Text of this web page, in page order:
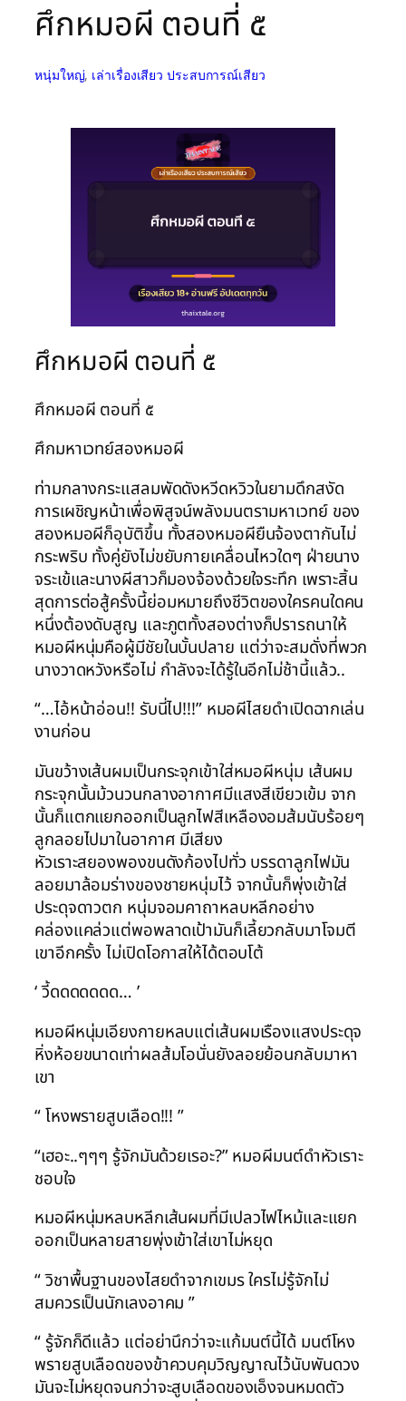
ศึกหมอผี ตอนที่ ๕
หนุ่มใหญ่, เล่าเรื่องเสียว ประสบการณ์เสียว
ศึกหมอผี ตอนที่ ๕
ศึกหมอผี ตอนที่ ๕
ศึกมหาเวทย์สองหมอผี
ท่ามกลางกระแสลมพัดดังหวีดหวิวในยามดึกสงัด
การเผชิญหน้าเพื่อพิสูจน์พลังมนตรามหาเวทย์ ของ
สองหมอผีก็อุบัติขึ้น ทั้งสองหมอผียืนจ้องตากันไม่
กระพริบ ทั้งคู่ยังไม่ขยับกายเคลื่อนไหวใดๆ ฝ่ายนาง
จระเข้และนางผีสาวก็มองจ้องด้วยใจระทึก เพราะสิ้น
สุดการต่อสู้ครั้งนี้ย่อมหมายถึงชีวิตของใครคนใดคน
หนึ่งต้องดับสูญ และภูตทั้งสองต่างก็ปรารถนาให้
หมอผีหนุ่มคือผู้มีชัยในบั้นปลาย แต่ว่าจะสมดั่งที่พวก
นางวาดหวังหรือไม่ กำลังจะได้รู้ในอีกไม่ช้านี้แล้ว..
“…ไอ้หน้าอ่อน!! รับนี่ไป!!!” หมอผีไสยดำเปิดฉากเล่น
งานก่อน
มันขว้างเส้นผมเป็นกระจุกเข้าใส่หมอผีหนุ่ม เส้นผม
กระจุกนั้นม้วนวนกลางอากาศมีแสงสีเขียวเข้ม จาก
นั้นก็แตกแยกออกเป็นลูกไฟสีเหลืองอมส้มนับร้อยๆ
ลูกลอยไปมาในอากาศ มีเสียง
หัวเราะสยองพองขนดังก้องไปทั่ว บรรดาลูกไฟมัน
ลอยมาล้อมร่างของชายหนุ่มไว้ จากนั้นก็พุ่งเข้าใส่
ประดุจดาวตก หนุ่มจอมคาถาหลบหลีกอย่าง
คล่องแคล่วแต่พอพลาดเป้ามันก็เลี้ยวกลับมาโจมตี
เขาอีกครั้ง ไม่เปิดโอกาสให้ได้ตอบโต้
‘ วี้ดดดดดดด… ’
หมอผีหนุ่มเอียงกายหลบแต่เส้นผมเรืองแสงประดุจ
หิ่งห้อยขนาดเท่าผลส้มโอนั่นยังลอยย้อนกลับมาหา
เขา
“ โหงพรายสูบเลือด!!! ”
“เฮอะ..ๆๆๆ รู้จักมันด้วยเรอะ?” หมอผีมนต์ดำหัวเราะ
ชอบใจ
หมอผีหนุ่มหลบหลีกเส้นผมที่มีเปลวไฟไหม้และแยก
ออกเป็นหลายสายพุ่งเข้าใส่เขาไม่หยุด
“ วิชาพื้นฐานของไสยดำจากเขมร ใครไม่รู้จักไม่
สมควรเป็นนักเลงอาคม ”
“ รู้จักก็ดีแล้ว แต่อย่านึกว่าจะแก้มนต์นี้ได้ มนต์โหง
พรายสูบเลือดของข้าควบคุมวิญญาณไว้นับพันดวง
มันจะไม่หยุดจนกว่าจะสูบเลือดของเอ็งจนหมดตัว